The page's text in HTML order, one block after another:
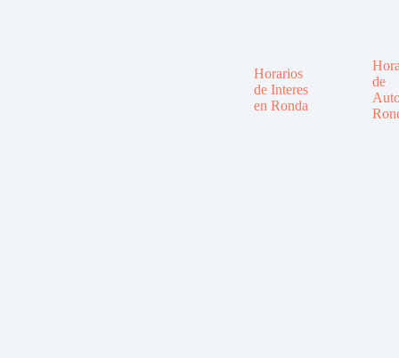
Horarios
de Interes
en Ronda
de